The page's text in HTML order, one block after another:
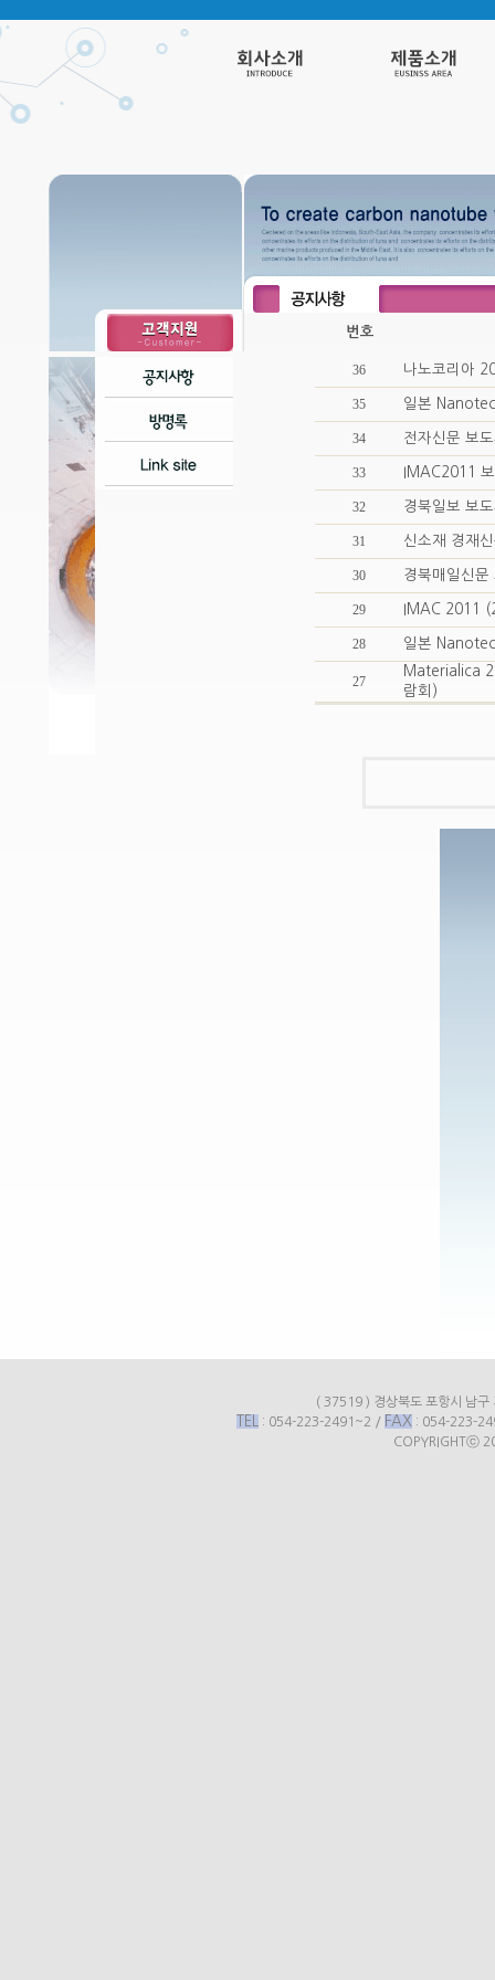
번호
36 나노코리아
35 일본
34 전자신문 보
33 IMAC2011
32 경북일보 보
31 신소재 경재
30 경북매일신문
29 IMAC 2011
28 일본
27
Materialica
람회)
( 37519 ) 경상북도 포항시 남
TEL : 054-223-2491~2 / FAX : 054-223-
COPYRIGHTⓒ